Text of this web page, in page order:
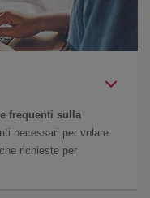
frequenti sulla
necessari per volare
richieste per